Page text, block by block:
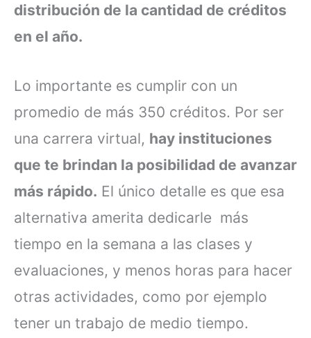
distribución de la cantidad de créditos
en el año.
Lo importante es cumplir con un
promedio de más 350 créditos. Por ser
una carrera virtual, hay instituciones
que te brindan la posibilidad de avanzar
más rápido. El único detalle es que esa
alternativa amerita dedicarle más
tiempo en la semana a las clases y
evaluaciones, y menos horas para hacer
otras actividades, como por ejemplo
tener un trabajo de medio tiempo.